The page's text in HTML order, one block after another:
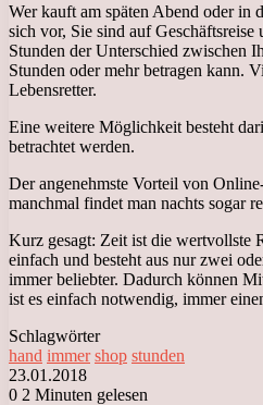
Wer kauft am späten Abend oder in
sich vor, Sie sind auf
Stunden der Unterschied zwischen
Stunden oder mehr betragen kann.
Lebensretter.
Eine weitere Möglichkeit besteht
betrachtet werden.
Der angenehmste Vorteil von
manchmal findet man nachts sogar
Kurz gesagt: Zeit ist die wertvollste
einfach und besteht aus nur zwei
immer beliebter. Dadurch können
ist es einfach notwendig, immer
Schlagwörter
hand immer shop stunden
23.01.2018
0 2 Minuten gelesen